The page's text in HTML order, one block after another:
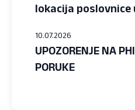
lokacija poslovnice
10.07.2026
UPOZORENJE NA
PORUKE